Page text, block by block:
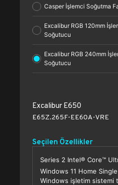
Casper İşlemci Soğutma
Excalibur RGB 120mm
Soğutucu
Excalibur RGB 240mm
Soğutucu
Excalibur E650
E65Z.265F-EE60A-VRE
Seçilen Özellikler
Series 2 Intel® Core™
Windows 11 Home
Windows işletim sistemi